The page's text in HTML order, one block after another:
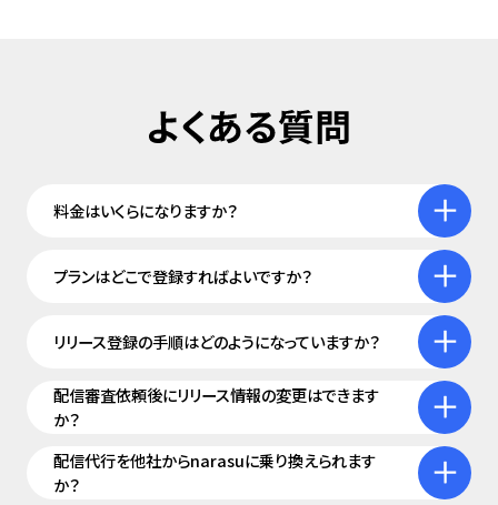
料金はいくらになりますか？
プランはどこで登録すればよいですか？
リリース登録の手順はどのようになっていますか？
配信審査依頼後にリリース情報の変更はできます
か？
配信代行を他社からnarasuに乗り換えられます
か？